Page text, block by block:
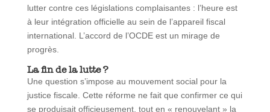
lutter contre ces législations complaisantes : l’heure est
à leur intégration officielle au sein de l’appareil fiscal
international. L’accord de l’OCDE est un mirage de
progrès.
La fin de la lutte ?
Une question s’impose au mouvement social pour la
justice fiscale. Cette réforme ne fait que confirmer ce qui
se produisait officieusement, tout en « renouvelant » la